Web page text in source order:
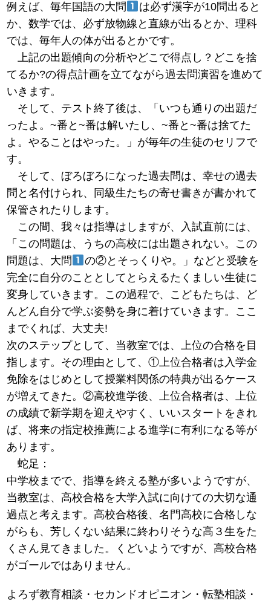
例えば、毎年国語の大問
は必ず漢字が10問出ると
か、数学では、必ず放物線と直線が出るとか、理科
では、毎年人の体が出るとかです。
上記の出題傾向の分析やどこで得点し？どこを捨
てるか?の得点計画を立てながら過去問演習を進めて
いきます。
そして、テスト終了後は、「いつも通りの出題だ
ったよ。~番と~番は解いたし、~番と~番は捨てた
よ。やることはやった。」が毎年の生徒のセリフで
す。
そして、ぼろぼろになった過去問は、幸せの過去
問と名付けられ、同級生たちの寄せ書きが書かれて
保管されたりします。
この間、我々は指導はしますが、入試直前には、
「この問題は、うちの高校には出題されない。この
問題は、大問
の②とそっくりや。」などと受験を
完全に自分のこととしてとらえるたくましい生徒に
変身していきます。この過程で、こどもたちは、ど
んどん自分で学ぶ姿勢を身に着けていきます。ここ
までくれば、大丈夫!
次のステップとして、当教室では、上位の合格を目
指します。その理由として、①上位合格者は入学金
免除をはじめとして授業料関係の特典が出るケース
が増えてきた。②高校進学後、上位合格者は、上位
の成績で新学期を迎えやすく、いいスタートをきれ
ば、将来の指定校推薦による進学に有利になる等が
あります。
蛇足：
中学校までで、指導を終える塾が多いようですが、
当教室は、高校合格を大学入試に向けての大切な通
過点と考えます。高校合格後、名門高校に合格しな
がらも、芳しくない結果に終わりそうな高３生をた
くさん見てきました。くどいようですが、高校合格
がゴールではありません。
よろず教育相談・セカンドオピニオン・転塾相談・